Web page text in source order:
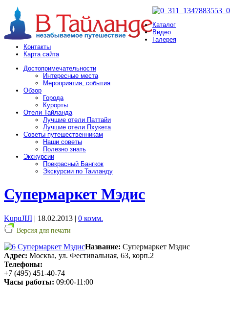
Каталог
Видео
Галерея
Контакты
Карта сайта
Достопримечательности
Интересные места
Мероприятия, события
Обзор
Города
Курорты
Отели Тайланда
Лучшие отели Паттайи
Лучшие отели Пхукета
Советы путешественникам
Наши советы
Полезно знать
Экскурсии
Прекрасный Бангкок
Экскурсии по Таиланду
Супермаркет Мэдис
KupuJIJI | 18.02.2013 | 0 комм.
Версия для печати
Название: Супермаркет Мэдис
Адрес: Москва, ул. Фестивальная, 63, корп.2
Телефоны:
+7 (495) 451-40-74
Часы работы: 09:00-11:00